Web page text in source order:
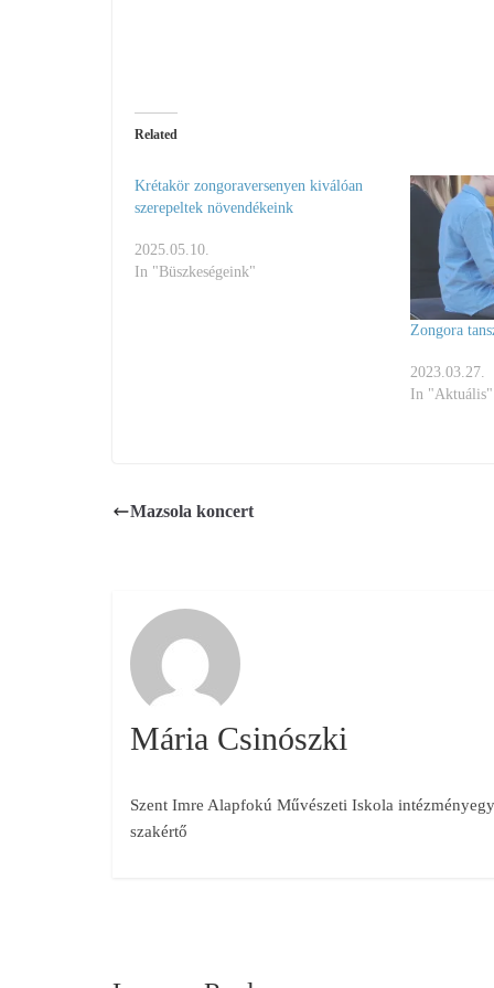
Related
Krétakör zongoraversenyen kiválóan
szerepeltek növendékeink
2025.05.10.
In "Büszkeségeink"
Zongora
2023.03.27.
In "Aktuális"
Mazsola koncert
Mária Csinószki
Szent Imre Alapfokú Művészeti Iskola
szakértő